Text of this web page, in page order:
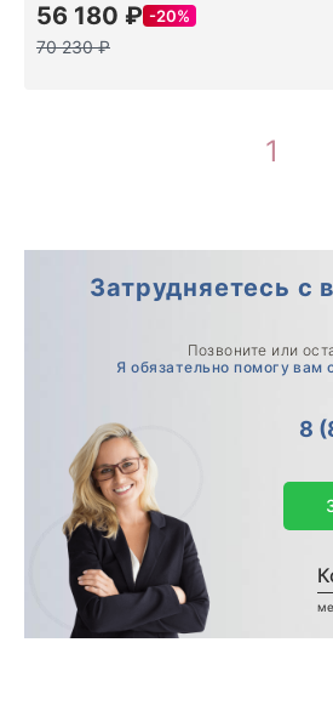
56 180 ₽ 20%
70 230 ₽
1
Затрудняетесь с
Позвоните или
Я обязательно помогу вам
8